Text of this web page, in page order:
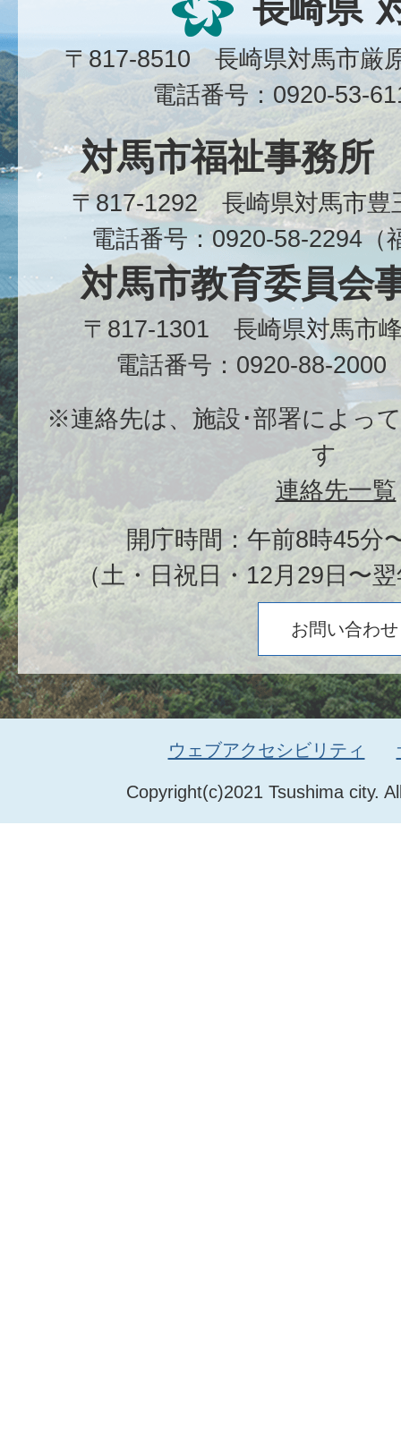
長崎県
〒817-8510 長崎県対馬市
電話番号：0920-53-
対馬市福祉事務所
〒817-1292 長崎県対馬市
電話番号：0920-58-2294（
対馬市教育委員会
〒817-1301 長崎県対馬市
電話番号：0920-88-2000
※連絡先は、施設･部署によっ
す
連絡先一覧
開庁時間：午前8時45分
（土・日祝日・12月29日〜
お問い合わせ
Copyright(c)2021 Tsushima city.
ウェブアクセシビリティ